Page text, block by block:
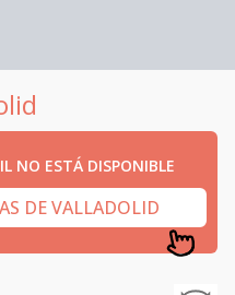
NO ESTÁ DISPONIBLE
DE VALLADOLID